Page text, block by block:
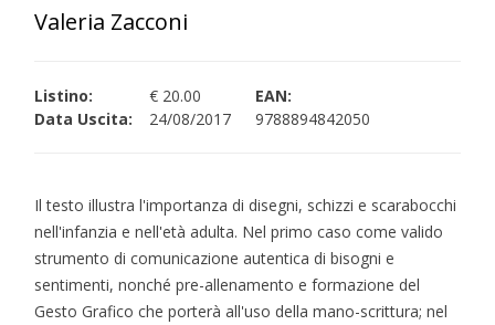
Valeria Zacconi
Listino:
€ 20.00
Data Uscita:
24/08/2017
EAN:
9788894842050
Il testo illustra l'importanza di disegni, schizzi e scarabocchi
nell'infanzia e nell'età adulta. Nel primo caso come valido
strumento di comunicazione autentica di bisogni e
sentimenti, nonché pre-allenamento e formazione del
Gesto Grafico che porterà all'uso della mano-scrittura; nel